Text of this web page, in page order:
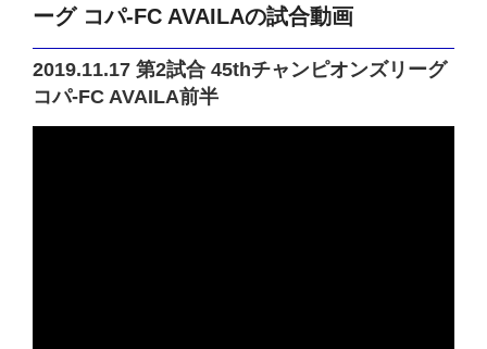
ーグ コパ-FC AVAILAの試合動画
2019.11.17 第2試合 45thチャンピオンズリーグ
コパ-FC AVAILA前半